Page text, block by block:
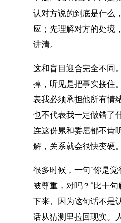
认对方说的到底是什么
应；先理解对方的处境
讲清。
这和盲目迎合完全不同
掉，听见是把事实接住
表我必须承担他所有情
也不代表我一定做错了
连这份累和委屈都不肯
解，关系就会很快变硬。
很多时候，一句“你是
被尊重，对吗？”比十
下来。因为这句话不是
话从猜测里拉回现实。